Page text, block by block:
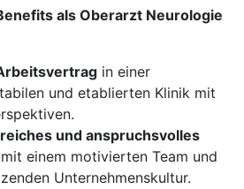
als Oberarzt Neurologie
in einer
und etablierten Klinik mit
und anspruchsvolles
mit einem motivierten Team und
Unternehmenskultur.